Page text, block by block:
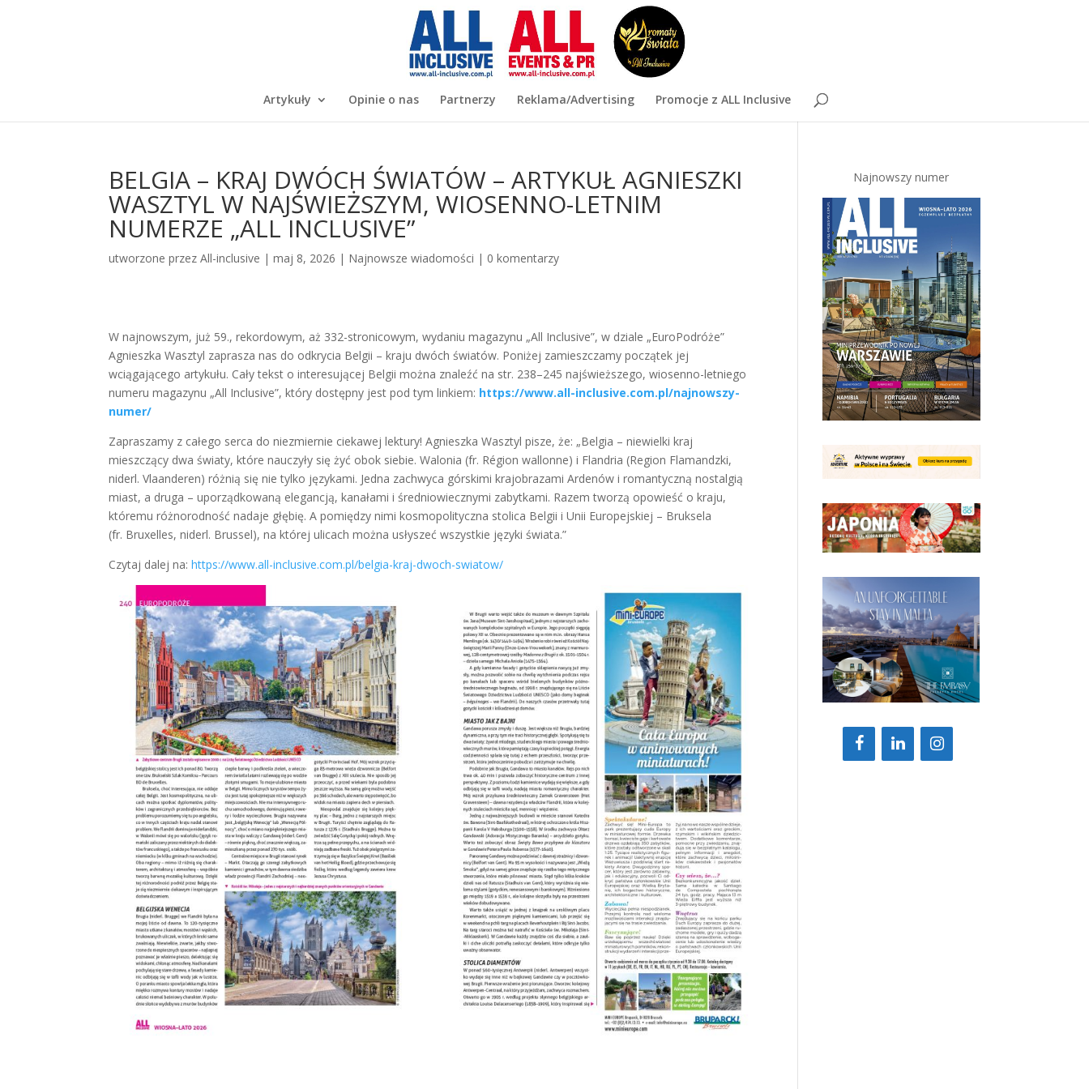
Artykuły Opinie o nas Partnerzy Reklama/Advertising Promocje z ALL Inclusive
BELGIA – KRAJ DWÓCH ŚWIATÓW – ARTYKUŁ AGNIESZKI
WASZTYL W NAJŚWIEŻSZYM, WIOSENNO-LETNIM
NUMERZE „ALL INCLUSIVE”
utworzone przezAll-inclusive |maj 8, 2026 | Najnowsze wiadomości | 0 komentarzy
W najnowszym, już 59., rekordowym, aż 332-stronicowym, wydaniu magazynu „All Inclusive”, w dziale „EuroPodróże”
Agnieszka Wasztyl zaprasza nas do odkrycia Belgii – kraju dwóch światów. Poniżej zamieszczamy początek jej
wciągającego artykułu. Cały tekst o interesującej Belgii można znaleźć na str. 238–245 najświeższego, wiosenno-letniego
numeru magazynu „All Inclusive”, który dostępny jest pod tym linkiem: https://www.all-inclusive.com.pl/najnowszy-
numer/
Zapraszamy z całego serca do niezmiernie ciekawej lektury! Agnieszka Wasztyl pisze, że: „Belgia – niewielki kraj
mieszczący dwa światy, które nauczyły się żyć obok siebie. Walonia (fr. Région wallonne) i Flandria (Region Flamandzki,
niderl. Vlaanderen) różnią się nie tylko językami. Jedna zachwyca górskimi krajobrazami Ardenów i romantyczną nostalgią
miast, a druga – uporządkowaną elegancją, kanałami i średniowiecznymi zabytkami. Razem tworzą opowieść o kraju,
któremu różnorodność nadaje głębię. A pomiędzy nimi kosmopolityczna stolica Belgii i Unii Europejskiej – Bruksela
(fr. Bruxelles, niderl. Brussel), na której ulicach można usłyszeć wszystkie języki świata.”
Czytaj dalej na:https://www.all-inclusive.com.pl/belgia-kraj-dwoch-swiatow/
Najnowszy numer